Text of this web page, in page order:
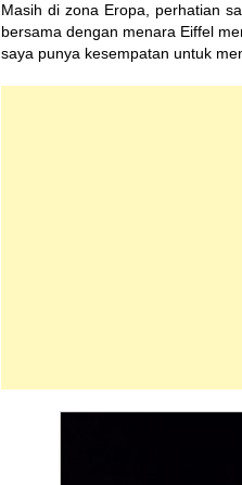
Masih di zona Eropa, perhatian
bersama dengan menara Eiffel
saya punya kesempatan untuk